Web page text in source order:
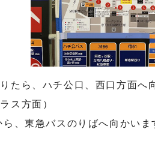
たら、ハチ公口、西口方面へ
ス方面）
、東急バスのりばへ向かいま